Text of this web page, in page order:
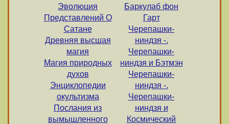
Эволюция
Представлений О
Сатане
Древняя высшая
магия
Магия природных
духов
Энциклопедии
окультизма
Послания из
вымышленного
Баркулаб фон
Гарт
Черепашки-
ниндзя -.
Черепашки-
ниндзя и Бэтмэн
Черепашки-
ниндзя -.
Черепашки-
ниндзя и
Космический